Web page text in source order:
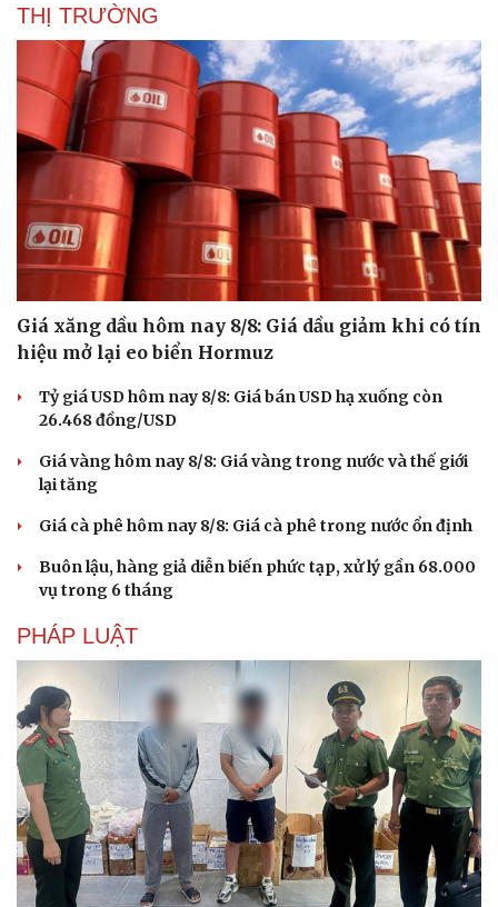
THỊ TRƯỜNG
Giá xăng dầu hôm nay 8/8: Giá dầu giảm khi có tín
hiệu mở lại eo biển Hormuz
Tỷ giá USD hôm nay 8/8: Giá bán USD hạ xuống còn
26.468 đồng/USD
Giá vàng hôm nay 8/8: Giá vàng trong nước và thế giới
lại tăng
Giá cà phê hôm nay 8/8: Giá cà phê trong nước ổn định
Buôn lậu, hàng giả diễn biến phức tạp, xử lý gần 68.000
vụ trong 6 tháng
PHÁP LUẬT